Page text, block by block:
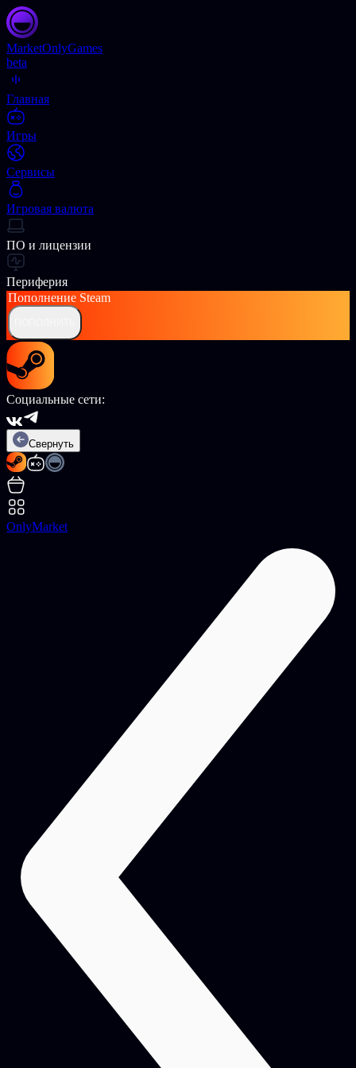
MarketOnlyGames
beta
Главная
Игры
Сервисы
Игровая валюта
ПО и лицензии
Периферия
Пополнение Steam
Социальные сети:
Свернуть
OnlyMarket